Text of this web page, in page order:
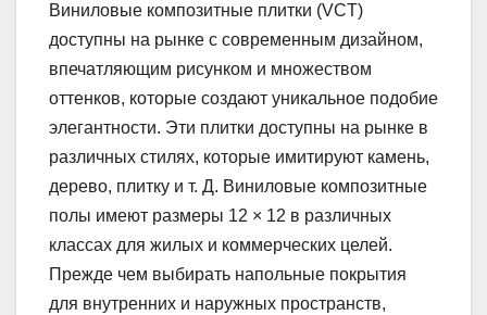
Виниловые композитные плитки (VCT)
доступны на рынке с современным дизайном,
впечатляющим рисунком и множеством
оттенков, которые создают уникальное подобие
элегантности. Эти плитки доступны на рынке в
различных стилях, которые имитируют камень,
дерево, плитку и т. Д. Виниловые композитные
полы имеют размеры 12 × 12 в различных
классах для жилых и коммерческих целей.
Прежде чем выбирать напольные покрытия
для внутренних и наружных пространств,